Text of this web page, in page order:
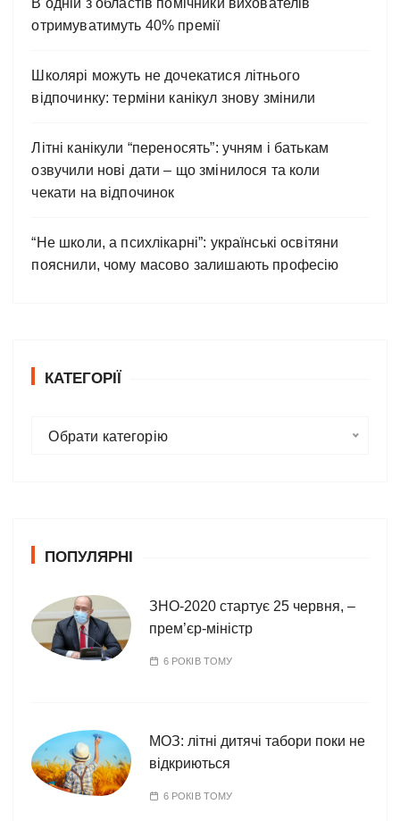
В одній з областів помічники вихователів
отримуватимуть 40% премії
Школярі можуть не дочекатися літнього
відпочинку: терміни канікул знову змінили
Літні канікули “переносять”: учням і батькам
озвучили нові дати – що змінилося та коли
чекати на відпочинок
“Не школи, а психлікарні”: українські освітяни
пояснили, чому масово залишають професію
КАТЕГОРІЇ
р
Обрати категорію
ПОПУЛЯРНІ
ЗНО-2020 стартує 25 червня, –
прем’єр-міністр
6 РОКІВ ТОМУ
МОЗ: літні дитячі табори поки не
відкриються
6 РОКІВ ТОМУ